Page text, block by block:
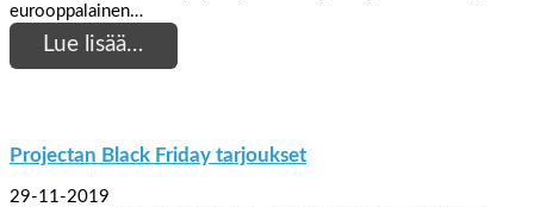
eurooppalainen…
Lue lisää…
Projectan Black Friday tarjoukset
29-11-2019